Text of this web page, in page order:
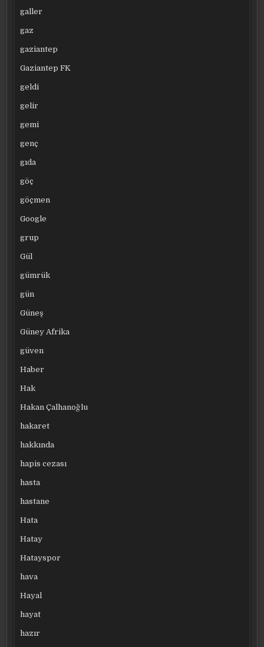
galler
gaz
gaziantep
Gaziantep FK
geldi
gelir
gemi
genç
gıda
göç
göçmen
Google
grup
Gül
gümrük
gün
Güneş
Güney Afrika
güven
Haber
Hak
Hakan Çalhanoğlu
hakaret
hakkında
hapis cezası
hasta
hastane
Hata
Hatay
Hatayspor
hava
Hayal
hayat
hazır